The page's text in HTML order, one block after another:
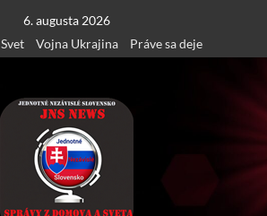
6. augusta 2026
Svet Vojna Ukrajina Práve sa deje